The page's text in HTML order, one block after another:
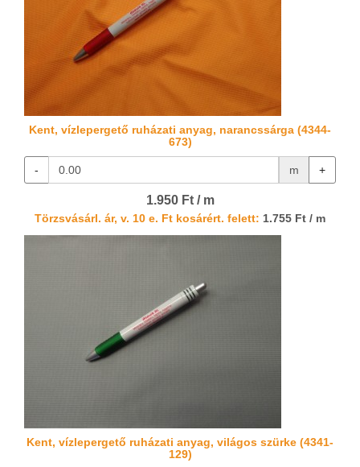
Kent, vízlepergető ruházati anyag, narancssárga (4344-
673)
- m +
1.950 Ft / m
Törzsvásárl. ár, v. 10 e. Ft kosárért. felett: 1.755 Ft / m
Kent, vízlepergető ruházati anyag, világos szürke (4341-
129)